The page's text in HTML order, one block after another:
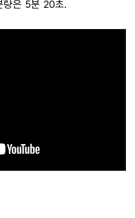
량은 5분 20초.